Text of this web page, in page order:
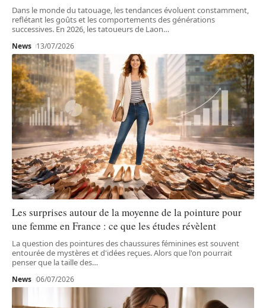
Dans le monde du tatouage, les tendances évoluent constamment,
reflétant les goûts et les comportements des générations
successives. En 2026, les tatoueurs de Laon…
News 13/07/2026
Les surprises autour de la moyenne de la pointure pour
une femme en France : ce que les études révèlent
La question des pointures des chaussures féminines est souvent
entourée de mystères et d'idées reçues. Alors que l'on pourrait
penser que la taille des…
News 06/07/2026